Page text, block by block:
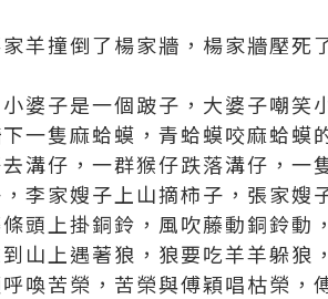
羊撞倒了楊家牆，楊家牆壓死
婆子是一個跛子，大婆子嘲笑
一隻麻蛤蟆，青蛤蟆咬麻蛤蟆
溝仔，一群猴仔跌落溝仔，一
李家嫂子上山摘柿子，張家嫂
頭上掛銅鈴，風吹藤動銅鈴動
山上遇著狼，狼要吃羊羊躲狼
喚苦榮，苦榮與傅穎唱枯榮，